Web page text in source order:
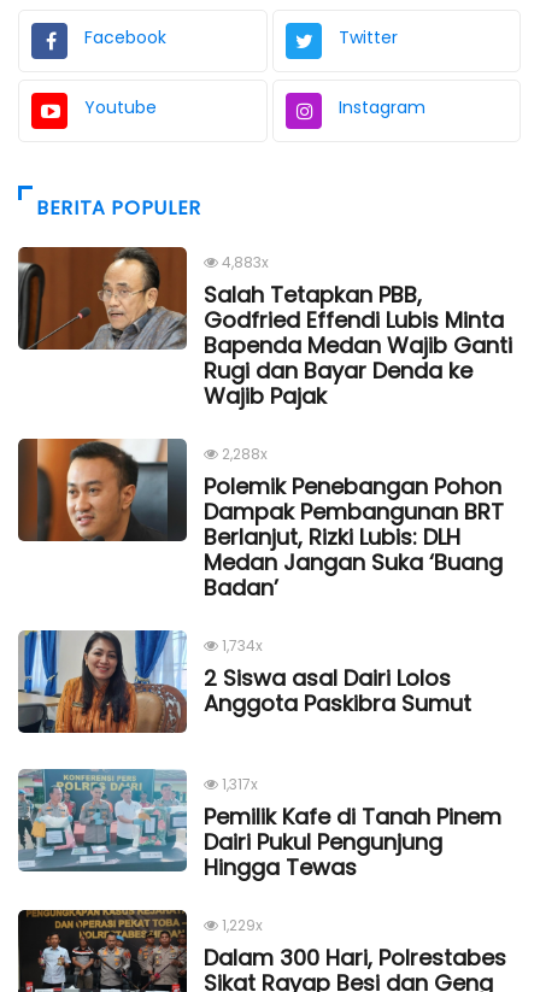
Facebook Twitter
Youtube Instagram
BERITA POPULER
4,883x
Salah Tetapkan PBB,
Godfried Effendi Lubis Minta
Bapenda Medan Wajib Ganti
Rugi dan Bayar Denda ke
Wajib Pajak
2,288x
Polemik Penebangan Pohon
Dampak Pembangunan BRT
Berlanjut, Rizki Lubis: DLH
Medan Jangan Suka ‘Buang
Badan’
1,734x
2 Siswa asal Dairi Lolos
Anggota Paskibra Sumut
1,317x
Pemilik Kafe di Tanah Pinem
Dairi Pukul Pengunjung
Hingga Tewas
1,229x
Dalam 300 Hari, Polrestabes
Sikat Rayap Besi dan Geng